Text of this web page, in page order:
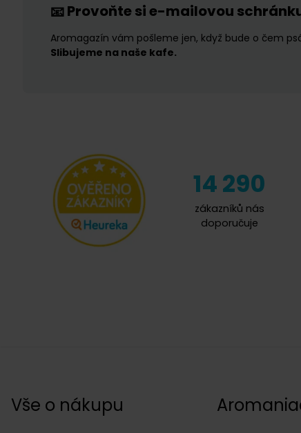
📧Provoňte si e-mailovou
Aromagazín vám pošleme jen, když bude o čem
Slibujeme na naše kafe.
14 290
zákazníků nás
doporučuje
Vše o nákupu